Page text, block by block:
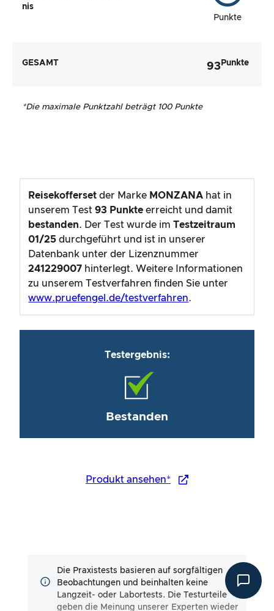
nis
Punkte
GESAMT 93 Punkte
*Die maximale Punktzahl beträgt 100 Punkte
Reisekofferset der Marke MONZANA hat in
unserem Test 93 Punkteerreicht und damit
bestanden. Der Test wurde imTestzeitraum
01/25 durchgeführt und ist in unserer
Datenbank unter der Lizenznummer
241229007 hinterlegt. Weitere Informationen
zu unserem Testverfahren finden Sie unter
www.pruefengel.de/testverfahren.
Testergebnis:
Bestanden
Produkt ansehen*
Die Praxistests basieren auf sorgfältigen
Beobachtungen und beinhalten keine
Langzeit- oder Labortests. Die Testurteile
geben die Meinung unserer Experten wieder